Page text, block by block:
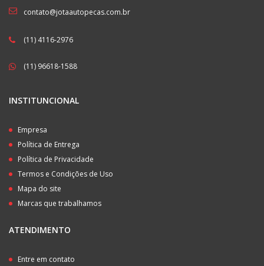
contato@jotaautopecas.com.br
(11) 4116-2976
(11) 96618-1588
INSTITUNCIONAL
Empresa
Política de Entrega
Política de Privacidade
Termos e Condições de Uso
Mapa do site
Marcas que trabalhamos
ATENDIMENTO
Entre em contato